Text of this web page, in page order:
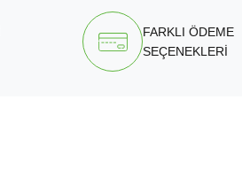
FARKLI ÖDEME
SEÇENEKLERİ